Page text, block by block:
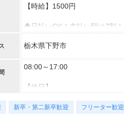
【時給】1500円
◆日払いOK！支払い額は7割！
栃木県下野市
08:00～17:00
【休日】
新卒・第二新卒歓迎 フリーター歓迎